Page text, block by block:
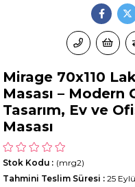
Mirage 70x110
Masası – Modern
Tasarım, Ev ve
Masası
(mrg2)
Stok Kodu
Tahmini Teslim Süresi : 25